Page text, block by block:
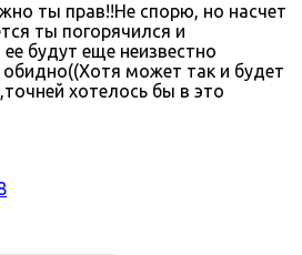
ты прав!!Не спорю, но насчет
ты погорячился и
будут еще неизвестно
может так и будет
хотелось бы в это